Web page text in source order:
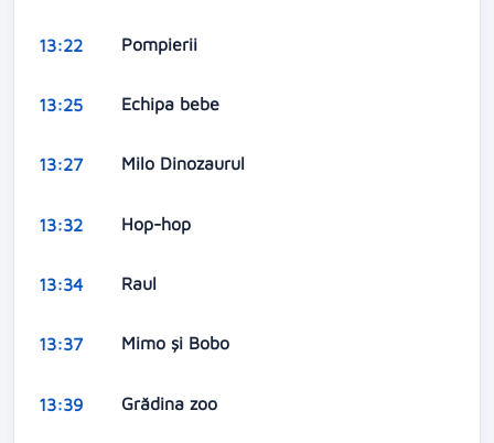
13:22 Pompierii
13:25 Echipa bebe
13:27 Milo Dinozaurul
13:32 Hop-hop
13:34 Raul
13:37 Mimo şi Bobo
13:39 Grădina zoo